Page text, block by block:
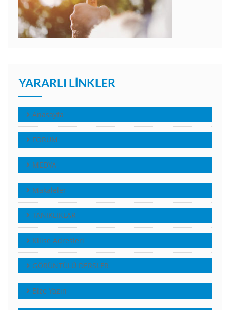
YARARLI LINKLER
Anasayfa
FORUM
MEDYA
Makaleler
TANIKLIKLAR
Kilise Adresleri
GÖRÜNTÜLÜ DERSLER
Bize Yazın